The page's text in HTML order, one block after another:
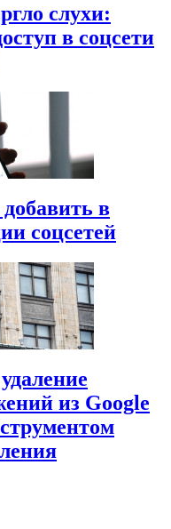
слухи:
в соцсети
в
соцсетей
из Google